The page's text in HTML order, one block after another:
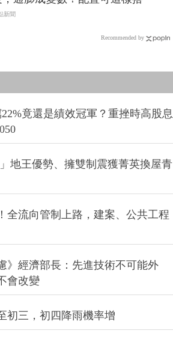
新聞
Recommended by
竟還是績效冠軍？重挫時高股息
地王優勢、擁雙制震獲菁英換屋青
全流向管制上路，建案、公共工程
》經濟部長：先進技術不可能外
會改變
初三，初四降雨機率增